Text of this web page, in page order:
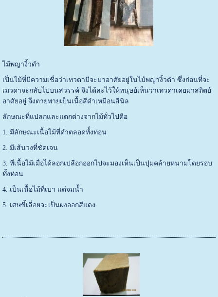
ไม้พญางิ้วดำ
เป็นไม้ที่มีความเชื่อว่าเทวดามีจะมาอาศัยอยู่ในไม้พญางิ้วดำ ซึ่งก่อนที่จะ
เมวดาจะกลับไปบนสวรรค์ จึงได้ละไว้ให้ทนุษย์เห็นว่าเทวดาเคยมาสถิตย์
อาศัยอยู่ จึงตายพายเป็นเนื้อสีดำเหมือนสีนิล
ลักษณะที่แปลกและแตกต่างจากไม้ทั่วไปคือ
1. มีลักษณะเนื้อไม้ที่ดำตลอดทั้่งท่อน
2. มีเส้นวงที่ชัดเจน
3. ที่เนื้อไม้เมื่อได้ลอกเปลือกออกไปจะมองเห็นเป็นปุ่มคล้ายหนามโดยรอบ
ทั้งท่อน
4. เป็นเนื้อไม้ที่เบา แต่จมน้ำ
5. เศษขี้เลื่อยจะเป็นผงออกสีแดง